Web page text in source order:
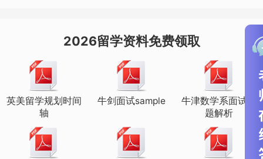
与华威大学合作的IGDS系：
工程商业管理：雅思6.5
制造系统工程与管理：雅思6.5
供应链与物流管理：雅思6.5
2026留学资料免费领取
英美留学规划时间
轴
牛剑面试sample
牛津数学系面试真
题解析